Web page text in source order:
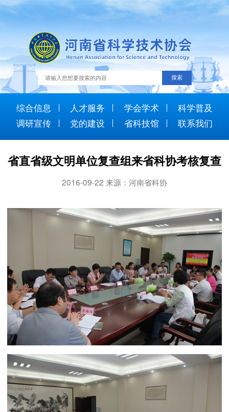
综合信息 人才服务 学会学术
科学普及
调研宣传
党的建设 省科技馆 联系我们
省直省级文明单位复查组来省科协考核复查
2016-09-22 来源：河南省科协